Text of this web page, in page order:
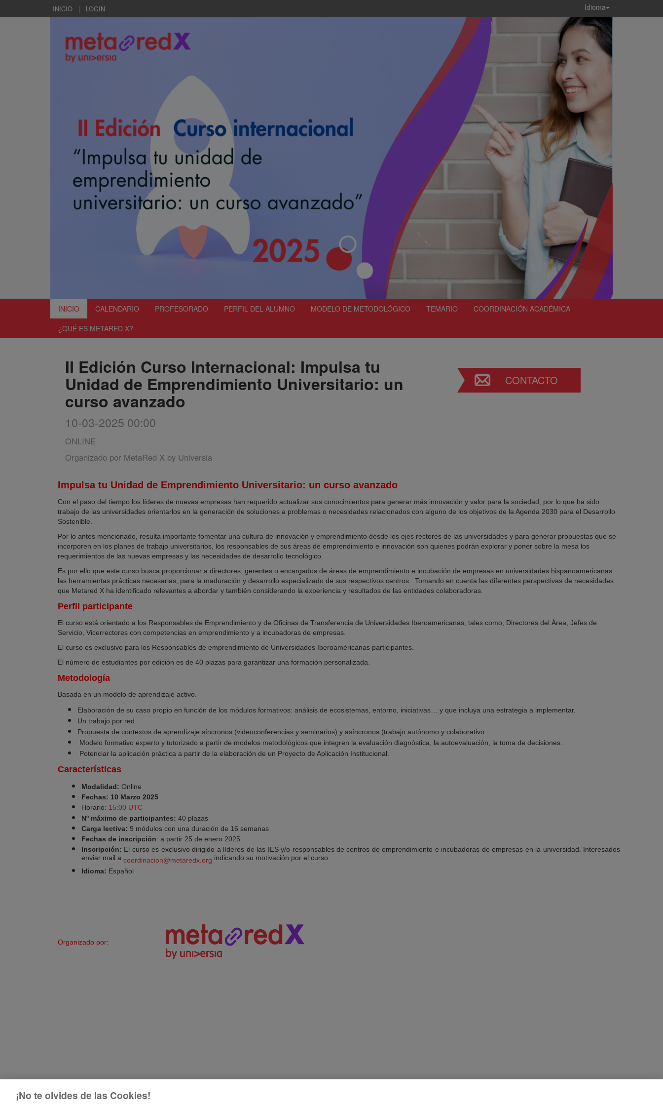
INICIO | LOGIN Idioma
INICIO CALENDARIO PROFESORADO PERFIL DEL ALUMNO MODELO DE METODOLÓGICO TEMARIO
COORDINACIÓN ACADÉMICA
¿QUÉ ES METARED X?
II Edición Curso Internacional: Impulsa tu
Unidad de Emprendimiento Universitario: un
curso avanzado
10-03-2025 00:00
ONLINE
Organizado por MetaRed X by Universia
CONTACTO
Impulsa tu Unidad de Emprendimiento Universitario: un curso avanzado
Con el paso del tiempo los líderes de nuevas empresas han requerido actualizar sus conocimientos para generar más innovación y valor para la sociedad, por lo que ha sido
trabajo de las universidades orientarlos en la generación de soluciones a problemas o necesidades relacionados con alguno de los objetivos de la Agenda 2030 para el Desarrollo
Sostenible.
Por lo antes mencionado, resulta importante fomentar una cultura de innovación y emprendimiento desde los ejes rectores de las universidades y para generar propuestas que se
incorporen en los planes de trabajo universitarios, los responsables de sus áreas de emprendimiento e innovación son quienes podrán explorar y poner sobre la mesa los
requerimientos de las nuevas empresas y las necesidades de desarrollo tecnológico.
Es por ello que este curso busca proporcionar a directores, gerentes o encargados de áreas de emprendimiento e incubación de empresas en universidades hispanoamericanas
las herramientas prácticas necesarias, para la maduración y desarrollo especializado de sus respectivos centros. Tomando en cuenta las diferentes perspectivas de necesidades
que Metared X ha identificado relevantes a abordar y también considerando la experiencia y resultados de las entidades colaboradoras.
Perfil participante
El curso está orientado a los Responsables de Emprendimiento y de Oficinas de Transferencia de Universidades Iberoamericanas, tales como, Directores del Área, Jefes de
Servicio, Vicerrectores con competencias en emprendimiento y a incubadoras de empresas.
El curso es exclusivo para los Responsables de emprendimiento de Universidades Iberoaméricanas participantes.
El número de estudiantes por edición es de 40 plazas para garantizar una formación personalizada.
Metodología
Basada en un modelo de aprendizaje activo.
Elaboración de su caso propio en función de los módulos formativos: análisis de ecosistemas, entorno, iniciativas… y que incluya una estrategia a implementar.
Un trabajo por red.
Propuesta de contextos de aprendizaje síncronos (videoconferencias y seminarios) y asíncronos (trabajo autónomo y colaborativo.
Modelo formativo experto y tutorizado a partir de modelos metodológicos que integren la evaluación diagnóstica, la autoevaluación, la toma de decisiones.
Potenciar la aplicación práctica a partir de la elaboración de un Proyecto de Aplicación Institucional.
Características
Modalidad: Online
Fechas: 10 Marzo 2025
Horario: 15:00 UTC
Nº máximo de participantes: 40 plazas
Carga lectiva: 9 módulos con una duración de 16 semanas
Fechas de inscripción: a partir 25 de enero 2025
Inscripción: El curso es exclusivodirigido a líderes de las IES y/o responsables de centros de emprendimiento e incubadoras de empresas en la universidad. Interesados
enviar mail a coordinacion@metaredx.org indicando su motivación por el curso
Idioma: Español
Organizado por:
¡No te olvides de las Cookies!